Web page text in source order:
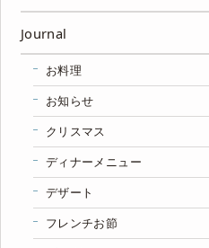
Journal
お料理
お知らせ
クリスマス
ディナーメニュー
デザート
フレンチお節